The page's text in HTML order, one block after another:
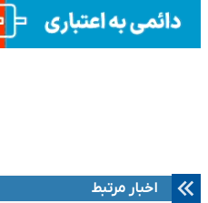
اخبار مرتبط